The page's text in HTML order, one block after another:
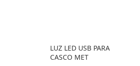
LUZ LED USB PARA
CASCO MET